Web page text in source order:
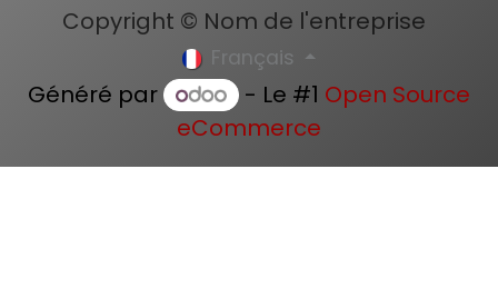
Copyright © Nom de l'entreprise
Français
Généré par - Le #1 Open Source
eCommerce